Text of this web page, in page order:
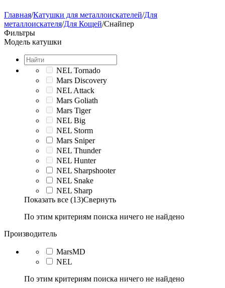
Главная/Катушки для металлоискателей/Для
металлоискателя/Для Кощей/Снайпер
Фильтры
Модель катушки
NEL Tornado
Mars Discovery
NEL Attack
Mars Goliath
Mars Tiger
NEL Big
NEL Storm
Mars Sniper
NEL Thunder
NEL Hunter
NEL Sharpshooter
NEL Snake
NEL Sharp
Показать все (13)Свернуть
По этим критериям поиска ничего не найдено
Производитель
MarsMD
NEL
По этим критериям поиска ничего не найдено